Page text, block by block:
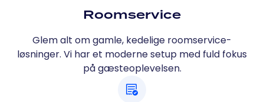
Roomservice
Glem alt om gamle, kedelige roomservice-
løsninger. Vi har et moderne setup med fuld fokus
på gæsteoplevelsen.